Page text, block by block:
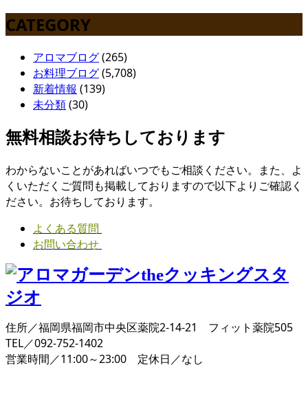
CATEGORY
アロマブログ(265)
お料理ブログ(5,708)
新着情報 (139)
未分類(30)
無料相談お待ちしております
わからないことがあればいつでもご相談ください。また、よ
くいただくご質問も掲載しておりますので以下よりご確認く
ださい。お待ちしております。
よくある質問
お問い合わせ
住所／福岡県福岡市中央区薬院2-14-21 フィット薬院505
TEL／092-752-1402
営業時間／11:00～23:00 定休日／なし